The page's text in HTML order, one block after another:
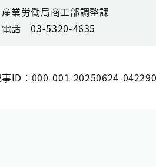
産業労働局商工部調整課
電話03-5320-4635
事ID：000-001-20250624-042290